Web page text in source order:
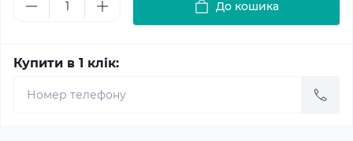
До кошика
Купити в 1 клік: